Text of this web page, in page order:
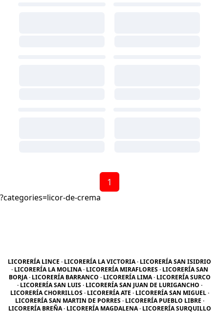
1
?categories=licor-de-crema
LICORERÍA LINCE · LICORERÍA LA VICTORIA · LICORERÍA SAN ISIDRIO
· LICORERÍA LA MOLINA · LICORERÍA MIRAFLORES · LICORERÍA SAN
BORJA · LICORERÍA BARRANCO · LICORERÍA LIMA · LICORERÍA SURCO
· LICORERÍA SAN LUIS · LICORERÍA SAN JUAN DE LURIGANCHO ·
LICORERÍA CHORRILLOS · LICORERÍA ATE · LICORERÍA SAN MIGUEL ·
LICORERÍA SAN MARTIN DE PORRES · LICORERÍA PUEBLO LIBRE ·
LICORERÍA BREÑA · LICORERÍA MAGDALENA · LICORERÍA SURQUILLO